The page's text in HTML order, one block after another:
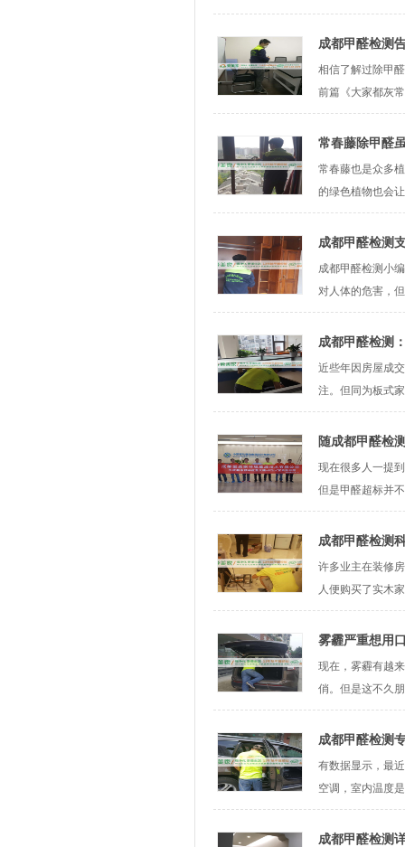
成都甲醛检测
相信了解过除甲
前篇《大家都灰
常春藤除甲醛
常春藤也是众多
的绿色植物也会
成都甲醛检测
成都甲醛检测小
对人体的危害，
成都甲醛检测
近些年因房屋成
注。但同为板式
随成都甲醛检
现在很多人一提
但是甲醛超标并
成都甲醛检测
许多业主在装修
人便购买了实木
雾霾严重想用
现在，雾霾有越
俏。但是这不久
成都甲醛检测
有数据显示，最
空调，室内温度
成都甲醛检测